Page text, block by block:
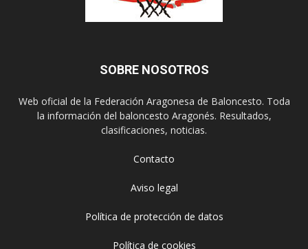
SOBRE NOSOTROS
Web oficial de la Federación Aragonesa de Baloncesto. Toda
la información del baloncesto Aragonés. Resultados,
clasificaciones, noticias.
Contacto
Aviso legal
Política de protección de datos
Política de cookies